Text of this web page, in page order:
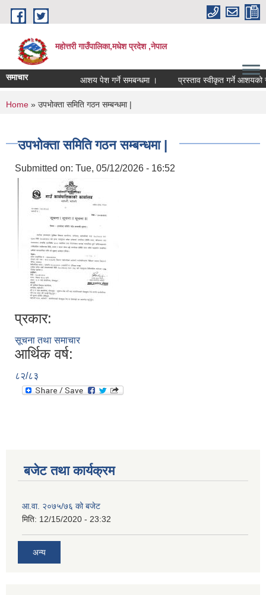
Skip to main content
महोत्तरी गाउँपालिका,मधेश प्रदेश ,नेपाल
समाचार आशय पेश गर्ने समबन्धमा । प्रस्ताव स्वीकृत गर्ने आशयको
You are here
Home » उपभोक्ता समिति गठन सम्बन्धमा |
उपभोक्ता समिति गठन सम्बन्धमा |
Submitted on: Tue, 05/12/2026 - 16:52
प्रकार:
सूचना तथा समाचार
आर्थिक वर्ष:
८२/८३
बजेट तथा कार्यक्रम
आ.वा. २०७५/७६ को बजेट
मिति: 12/15/2020 - 23:32
अन्य